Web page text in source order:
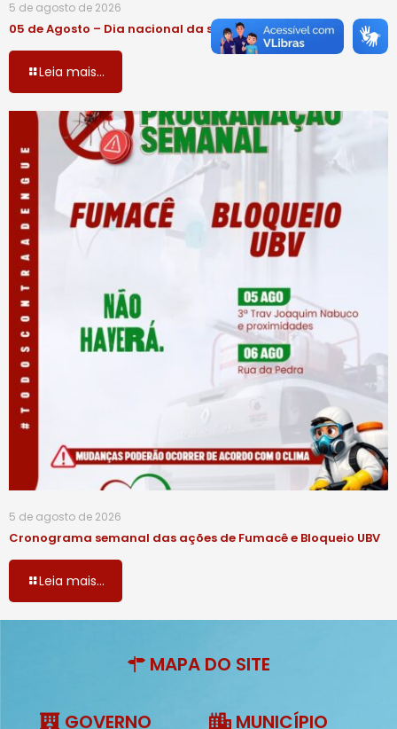
5 de agosto de 2026
05 de Agosto – Dia nacional da saúde
Leia mais...
5 de agosto de 2026
Cronograma semanal das ações de Fumacê e Bloqueio UBV
Leia mais...
MAPA DO SITE
GOVERNO MUNICÍPIO